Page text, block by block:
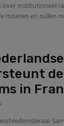
over institutioneel
moeten en zullen
in